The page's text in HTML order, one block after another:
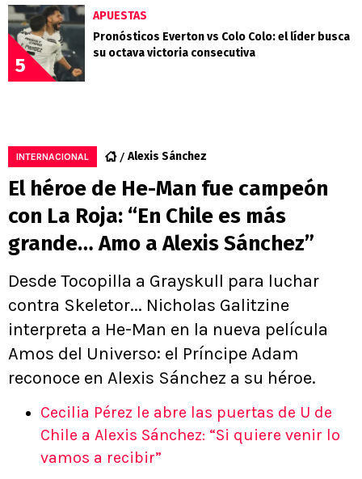
5
APUESTAS
Pronósticos Everton vs Colo Colo: el líder busca
su octava victoria consecutiva
INTERNACIONAL Alexis Sánchez
El héroe de He-Man fue campeón
con La Roja: “En Chile es más
grande… Amo a Alexis Sánchez”
Desde Tocopilla a Grayskull para luchar
contra Skeletor... Nicholas Galitzine
interpreta a He-Man en la nueva película
Amos del Universo: el Príncipe Adam
reconoce en Alexis Sánchez a su héroe.
Cecilia Pérez le abre las puertas de U de
Chile a Alexis Sánchez: “Si quiere venir lo
vamos a recibir”